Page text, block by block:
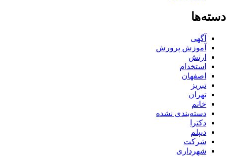
دسته‌ها
آگهی
آموزش پرورش
ارتش
استخدام
اصفهان
تبریز
تهران
خانم
دسته‌بندی نشده
دکترا
دیپلم
شرکت
شهرداری